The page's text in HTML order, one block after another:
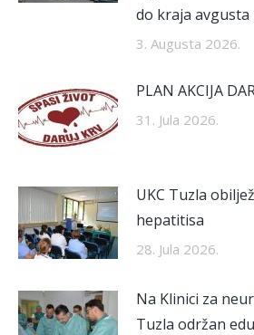
do kraja avgusta
3. Augusta 2026.
PLAN AKCIJA
31. Jula 2026.
UKC Tuzla
hepatitisa
28. Jula 2026.
Na Klinici za
Tuzla održan